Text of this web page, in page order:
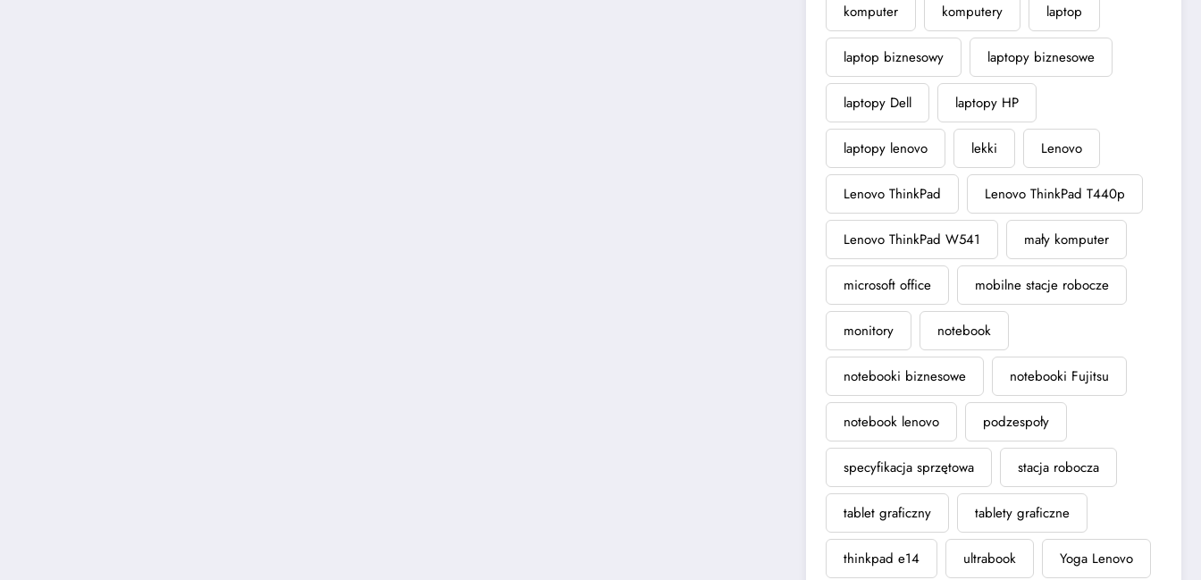
komputer komputery laptop
laptop biznesowy laptopy biznesowe
laptopy Dell laptopy HP
laptopy lenovo lekki Lenovo
Lenovo ThinkPad Lenovo ThinkPad T440p
Lenovo ThinkPad W541 mały komputer
microsoft office mobilne stacje robocze
monitory notebook
notebooki biznesowe notebooki Fujitsu
notebook lenovo podzespoły
specyfikacja sprzętowa stacja robocza
tablet graficzny tablety graficzne
thinkpad e14 ultrabook Yoga Lenovo